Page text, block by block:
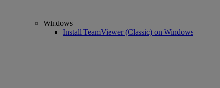
Windows
Install TeamViewer (Classic) on Windows